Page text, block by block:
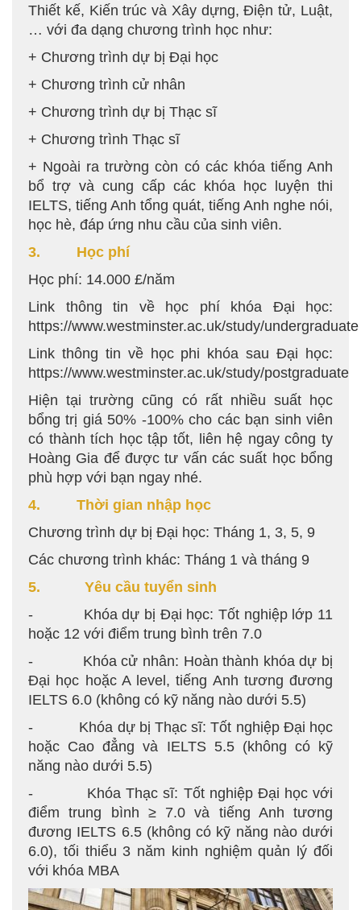
Thiết kế, Kiến trúc và Xây dựng, Điện tử, Luật,
… với đa dạng chương trình học như:
+ Chương trình dự bị Đại học
+ Chương trình cử nhân
+ Chương trình dự bị Thạc sĩ
+ Chương trình Thạc sĩ
+ Ngoài ra trường còn có các khóa tiếng Anh
bổ trợ và cung cấp các khóa học luyện thi
IELTS, tiếng Anh tổng quát, tiếng Anh nghe nói,
học hè, đáp ứng nhu cầu của sinh viên.
3. Học phí
Học phí: 14.000 £/năm
Link thông tin về học phí khóa Đại học:
https://www.westminster.ac.uk/study/undergraduate
Link thông tin về học phi khóa sau Đại học:
https://www.westminster.ac.uk/study/postgraduate
Hiện tại trường cũng có rất nhiều suất học
bổng trị giá 50% -100% cho các bạn sinh viên
có thành tích học tập tốt, liên hệ ngay công ty
Hoàng Gia để được tư vấn các suất học bổng
phù hợp với bạn ngay nhé.
4. Thời gian nhập học
Chương trình dự bị Đại học: Tháng 1, 3, 5, 9
Các chương trình khác: Tháng 1 và tháng 9
5. Yêu cầu tuyển sinh
- Khóa dự bị Đại học: Tốt nghiệp lớp 11
hoặc 12 với điểm trung bình trên 7.0
- Khóa cử nhân: Hoàn thành khóa dự bị
Đại học hoặc A level, tiếng Anh tương đương
IELTS 6.0 (không có kỹ năng nào dưới 5.5)
- Khóa dự bị Thạc sĩ: Tốt nghiệp Đại học
hoặc Cao đẳng và IELTS 5.5 (không có kỹ
năng nào dưới 5.5)
- Khóa Thạc sĩ: Tốt nghiệp Đại học với
điểm trung bình ≥ 7.0 và tiếng Anh tương
đương IELTS 6.5 (không có kỹ năng nào dưới
6.0), tối thiểu 3 năm kinh nghiệm quản lý đối
với khóa MBA